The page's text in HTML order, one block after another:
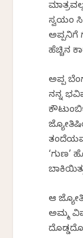
ಸ್ವಯಂ
ಅಪ್ಪನಿಗೆ
ಹೆಚ್ಚಿನ
ಅಪ್ಪ
ನನ್ನ
‘ಗುಣ’
ಆ
ಅಮ್ಮ